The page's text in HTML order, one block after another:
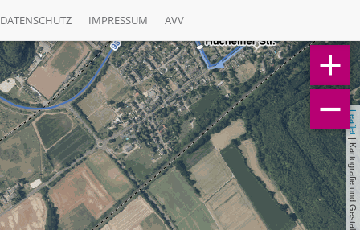
DATENSCHUTZ IMPRESSUM AVV
Leaflet
| Kartografie und Gestaltung: ©